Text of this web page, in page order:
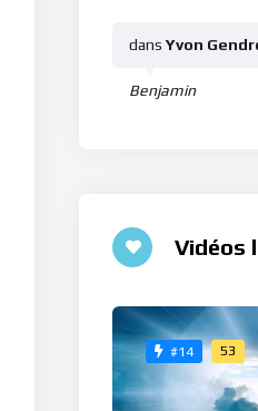
Benjamin
dansYvon
Vidéos
#14 53